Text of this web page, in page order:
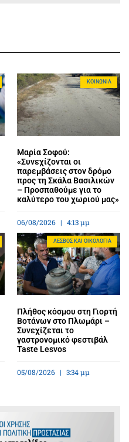
ΚΟΙΝΩΝΊΑ
Μαρία Σοφού:
«Συνεχίζονται οι
παρεμβάσεις στον δρόμο
προς τη Σκάλα Βασιλικών
– Προσπαθούμε για το
καλύτερο του χωριού μας»
06/08/2026 4:13 μμ
ΛΈΣΒΟΣ ΚΑΙ ΟΙΚΟΛΟΓΊΑ
Πλήθος κόσμου στη Γιορτή
Βοτάνων στο Πλωμάρι –
Συνεχίζεται το
γαστρονομικό φεστιβάλ
Taste Lesvos
05/08/2026 3:34 μμ